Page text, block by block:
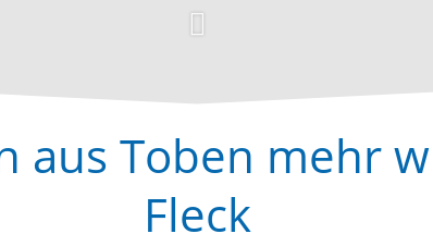
aus Toben mehr
Fleck